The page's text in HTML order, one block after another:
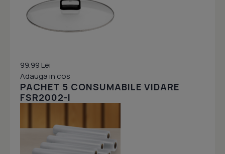
99.99 Lei
Adauga in cos
PACHET 5 CONSUMABILE VIDARE
FSR2002-I